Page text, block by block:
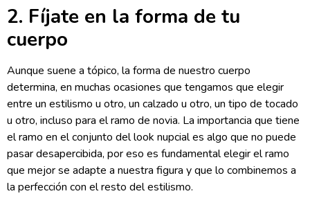
2. Fíjate en la forma de tu
cuerpo
Aunque suene a tópico, la forma de nuestro cuerpo
determina, en muchas ocasiones que tengamos que elegir
entre un estilismo u otro, un calzado u otro, un tipo de tocado
u otro, incluso para el ramo de novia. La importancia que tiene
el ramo en el conjunto del look nupcial es algo que no puede
pasar desapercibida, por eso es fundamental elegir el ramo
que mejor se adapte a nuestra figura y que lo combinemos a
la perfección con el resto del estilismo.